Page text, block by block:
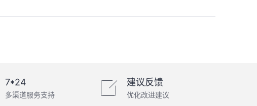
7*24
多渠道服务支持
建议反馈
优化改进建议